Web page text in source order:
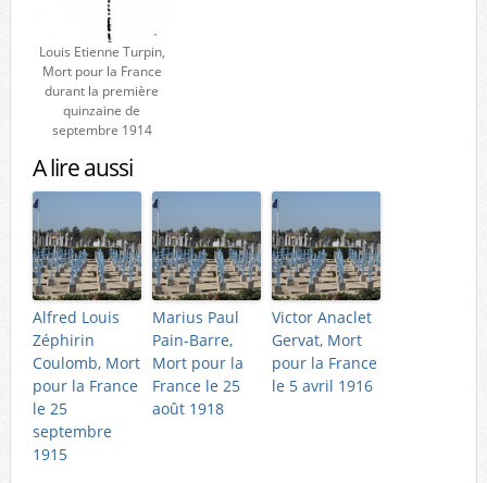
Louis Etienne Turpin,
Mort pour la France
durant la première
quinzaine de
septembre 1914
A lire aussi
Alfred Louis
Zéphirin
Coulomb, Mort
pour la France
le 25
septembre
1915
Marius Paul
Pain-Barre,
Mort pour la
France le 25
août 1918
Victor Anaclet
Gervat, Mort
pour la France
le 5 avril 1916